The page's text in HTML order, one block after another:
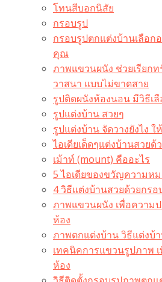
โทนสีบอกนิสัย
กรอบรูป
กรอบรูปตกแต่งบ้านเลือก
คุณ
ภาพแขวนผนัง ช่วยเรียก
วาสนา แบบไม่ขาดสาย
รูปติดผนังห้องนอน มีวิธีเ
รูปแต่งบ้าน สวยๆ
รูปแต่งบ้าน จัดวางยังไง
ไอเดียเด็ดๆแต่งบ้านสวยด้
เม้าท์ (mount) คืออะไร​
5 ไอเดียของขวัญความห
4 วิธีแต่งบ้านสวยด้วยกรอ
ภาพแขวนผนัง เพื่อความ
ห้อง
ภาพตกแต่งบ้าน วิธีแต่งบ้
เทคนิคการแขวนรูปภาพ
ห้อง